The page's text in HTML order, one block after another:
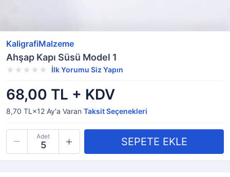
KaligrafiMalzeme
Ahşap Kapı Süsü Model 1
İlk Yorumu Siz Yapın
68,00 TL + KDV
8,70 TL×12 Ay'a Varan Taksit Seçenekleri
Adet